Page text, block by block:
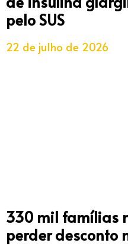
pelo SUS
22 de julho de 2026
330 mil famílias
perder desconto